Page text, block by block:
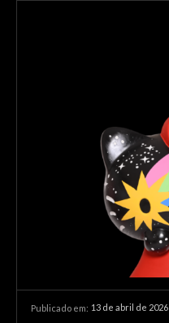
Publicado em: 13 de abril de 2026